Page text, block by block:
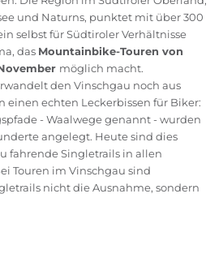
und Naturns, punktet mit über 300
selbst für Südtiroler Verhältnisse
das Mountainbike-Touren von
möglich macht.
den Vinschgau noch aus
einen echten Leckerbissen für Biker:
- Waalwege genannt - wurden
angelegt. Heute sind dies
fahrende Singletrails in allen
Touren im Vinschgau sind
nicht die Ausnahme, sondern